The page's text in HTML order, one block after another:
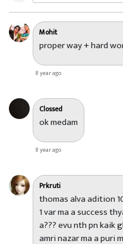
Mohit
proper way + hard
8 year ago
Clossed
ok medam
8 year ago
Prkruti
thomas alva adition
1 var ma a success
a??? evu nth pn kaik
amri nazar ma a puri